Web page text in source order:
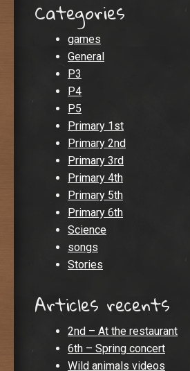
Categories
games
General
P3
P4
P5
Primary 1st
Primary 2nd
Primary 3rd
Primary 4th
Primary 5th
Primary 6th
Science
songs
Stories
Articles recents
2nd – At the restaurant
6th – Spring concert
Wild animals videos